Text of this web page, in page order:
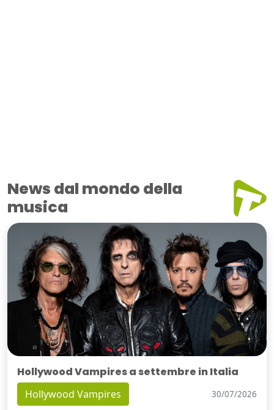
News dal mondo della
musica
Hollywood Vampires a settembre in Italia
Hollywood Vampires 30/07/2026